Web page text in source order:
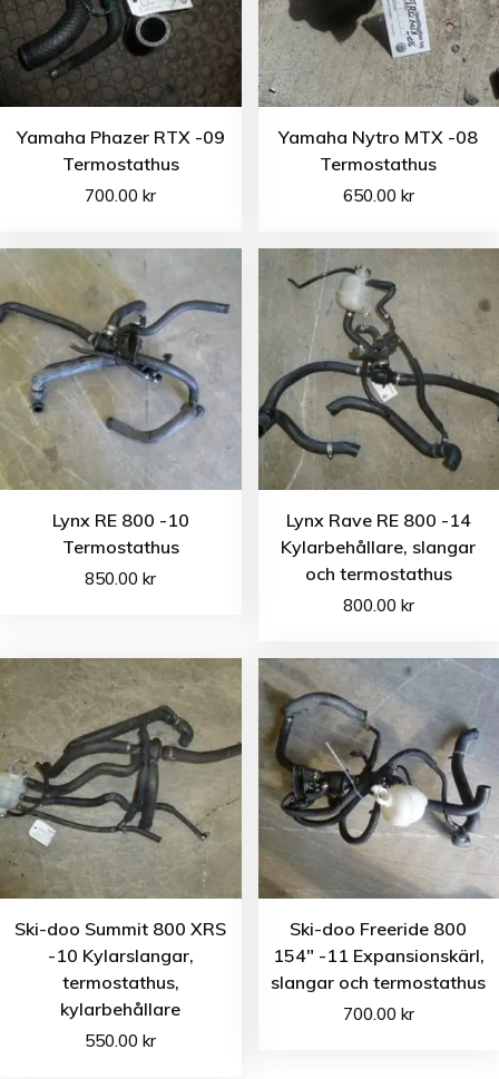
Yamaha Phazer RTX -09
Termostathus
700.00kr
Yamaha Nytro MTX -08
Termostathus
650.00 kr
Lynx RE 800 -10
Termostathus
850.00kr
Lynx Rave RE 800 -14
Kylarbehållare, slangar
och termostathus
800.00 kr
Ski-doo Summit 800 XRS
-10 Kylarslangar,
termostathus,
kylarbehållare
550.00kr
Ski-doo Freeride 800
154″ -11 Expansionskärl,
slangar och termostathus
700.00 kr